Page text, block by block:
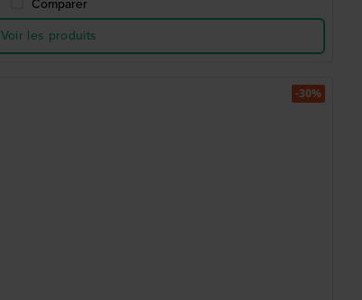
Comparer
Voir les produits
-30%